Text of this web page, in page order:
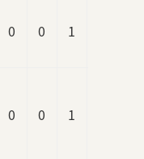
0 0 1
0 0 1